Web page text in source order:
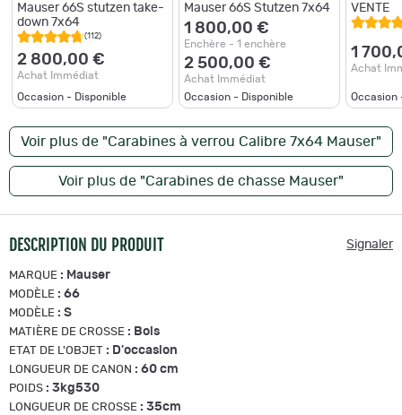
Mauser 66S stutzen take-
down 7x64
(112)
2 800,00 €
Achat Immédiat
Occasion - Disponible
Mauser 66S Stutzen 7x64
1 800,00 €
Enchère - 1 enchère
2 500,00 €
Achat Immédiat
Occasion - Disponible
VENTE
1
Achat
Occasion
Voir plus de "Carabines à verrou Calibre 7x64 Mauser"
Voir plus de "Carabines de chasse Mauser"
DESCRIPTION DU PRODUIT Signaler
MARQUE : Mauser
MODÈLE : 66
MODÈLE : S
MATIÈRE DE CROSSE : Bois
ETAT DE L'OBJET : D'occasion
LONGUEUR DE CANON : 60 cm
POIDS : 3kg530
LONGUEUR DE CROSSE : 35cm